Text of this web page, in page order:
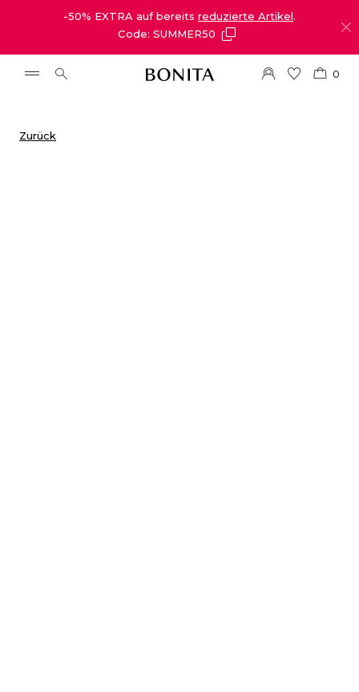
-50% EXTRA auf bereits reduzierte Artikel.
Code: SUMMER50
0
Zurück